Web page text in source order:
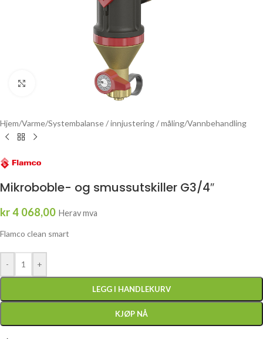
Hjem/Varme/Systembalanse / innjustering / måling/Vannbehandling
Mikroboble- og smussutskiller G3/4″
kr4 068,00 Herav mva
Flamco clean smart
- +
LEGG I HANDLEKURV
KJØP NÅ